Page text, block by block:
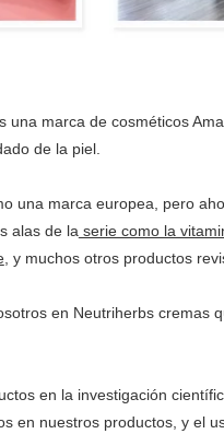
una marca de cosméticos
de la piel.
una marca europea, pero
alas de la serie como la
, y muchos otros productos
en Neutriherbs cremas
en la investigación
en nuestros productos, y el